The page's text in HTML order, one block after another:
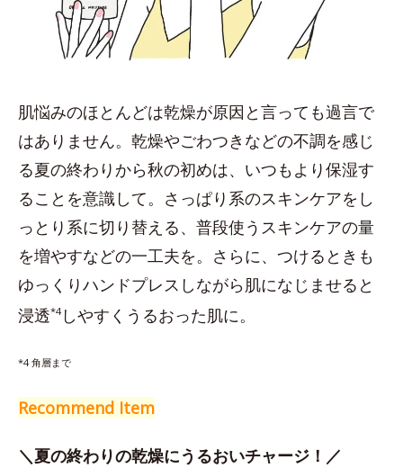
肌悩みのほとんどは乾燥が原因と言っても過言で
はありません。乾燥やごわつきなどの不調を感じ
る夏の終わりから秋の初めは、いつもより保湿す
ることを意識して。さっぱり系のスキンケアをし
っとり系に切り替える、普段使うスキンケアの量
を増やすなどの一工夫を。さらに、つけるときも
ゆっくりハンドプレスしながら肌になじませると
浸透*4しやすくうるおった肌に。
*4 角層まで
Recommend Item
＼夏の終わりの乾燥にうるおいチャージ！／